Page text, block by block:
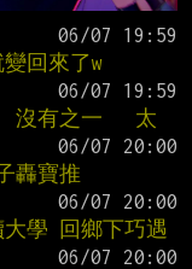
回來了w
沒有之一   太
轟寶推
學 回鄉下巧遇